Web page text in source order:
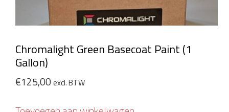
Chromalight Green Basecoat Paint (1
Gallon)
€125,00 excl. BTW